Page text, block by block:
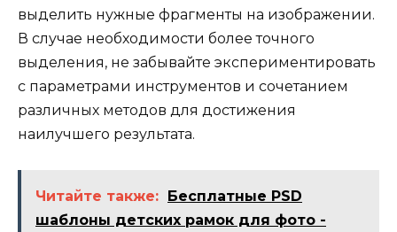
выделить нужные фрагменты на изображении.
В случае необходимости более точного
выделения, не забывайте экспериментировать
с параметрами инструментов и сочетанием
различных методов для достижения
наилучшего результата.
Читайте также: Бесплатные PSD
шаблоны детских рамок для фото -